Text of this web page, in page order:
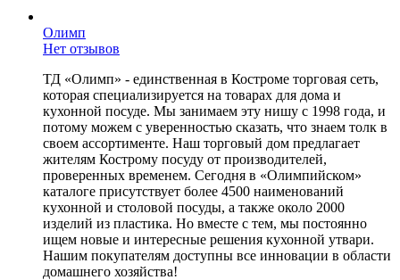
Олимп
Нет отзывов
ТД «Олимп» - единственная в Костроме торговая сеть,
которая специализируется на товарах для дома и
кухонной посуде. Мы занимаем эту нишу с 1998 года, и
потому можем с уверенностью сказать, что знаем толк в
своем ассортименте. Наш торговый дом предлагает
жителям Кострому посуду от производителей,
проверенных временем. Сегодня в «Олимпийском»
каталоге присутствует более 4500 наименований
кухонной и столовой посуды, а также около 2000
изделий из пластика. Но вместе с тем, мы постоянно
ищем новые и интересные решения кухонной утвари.
Нашим покупателям доступны все инновации в области
домашнего хозяйства!